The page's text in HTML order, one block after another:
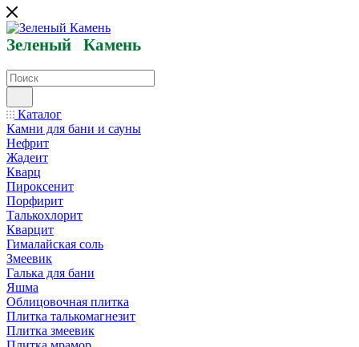
Зеленый Камень
Каталог
Камни для бани и сауны
Нефрит
Жадеит
Кварц
Пироксенит
Порфирит
Талькохлорит
Кварцит
Гималайская соль
Змеевик
Галька для бани
Яшма
Облицовочная плитка
Плитка талькомагнезит
Плитка змеевик